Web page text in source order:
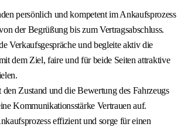
persönlich und kompetent im Ankaufsprozess
der Begrüßung bis zum Vertragsabschluss.
Verkaufsgespräche und begleite aktiv die
dem Ziel, faire und für beide Seiten attraktive
den Zustand und die Bewertung des Fahrzeugs
Kommunikationsstärke Vertrauen auf.
effizient und sorge für einen